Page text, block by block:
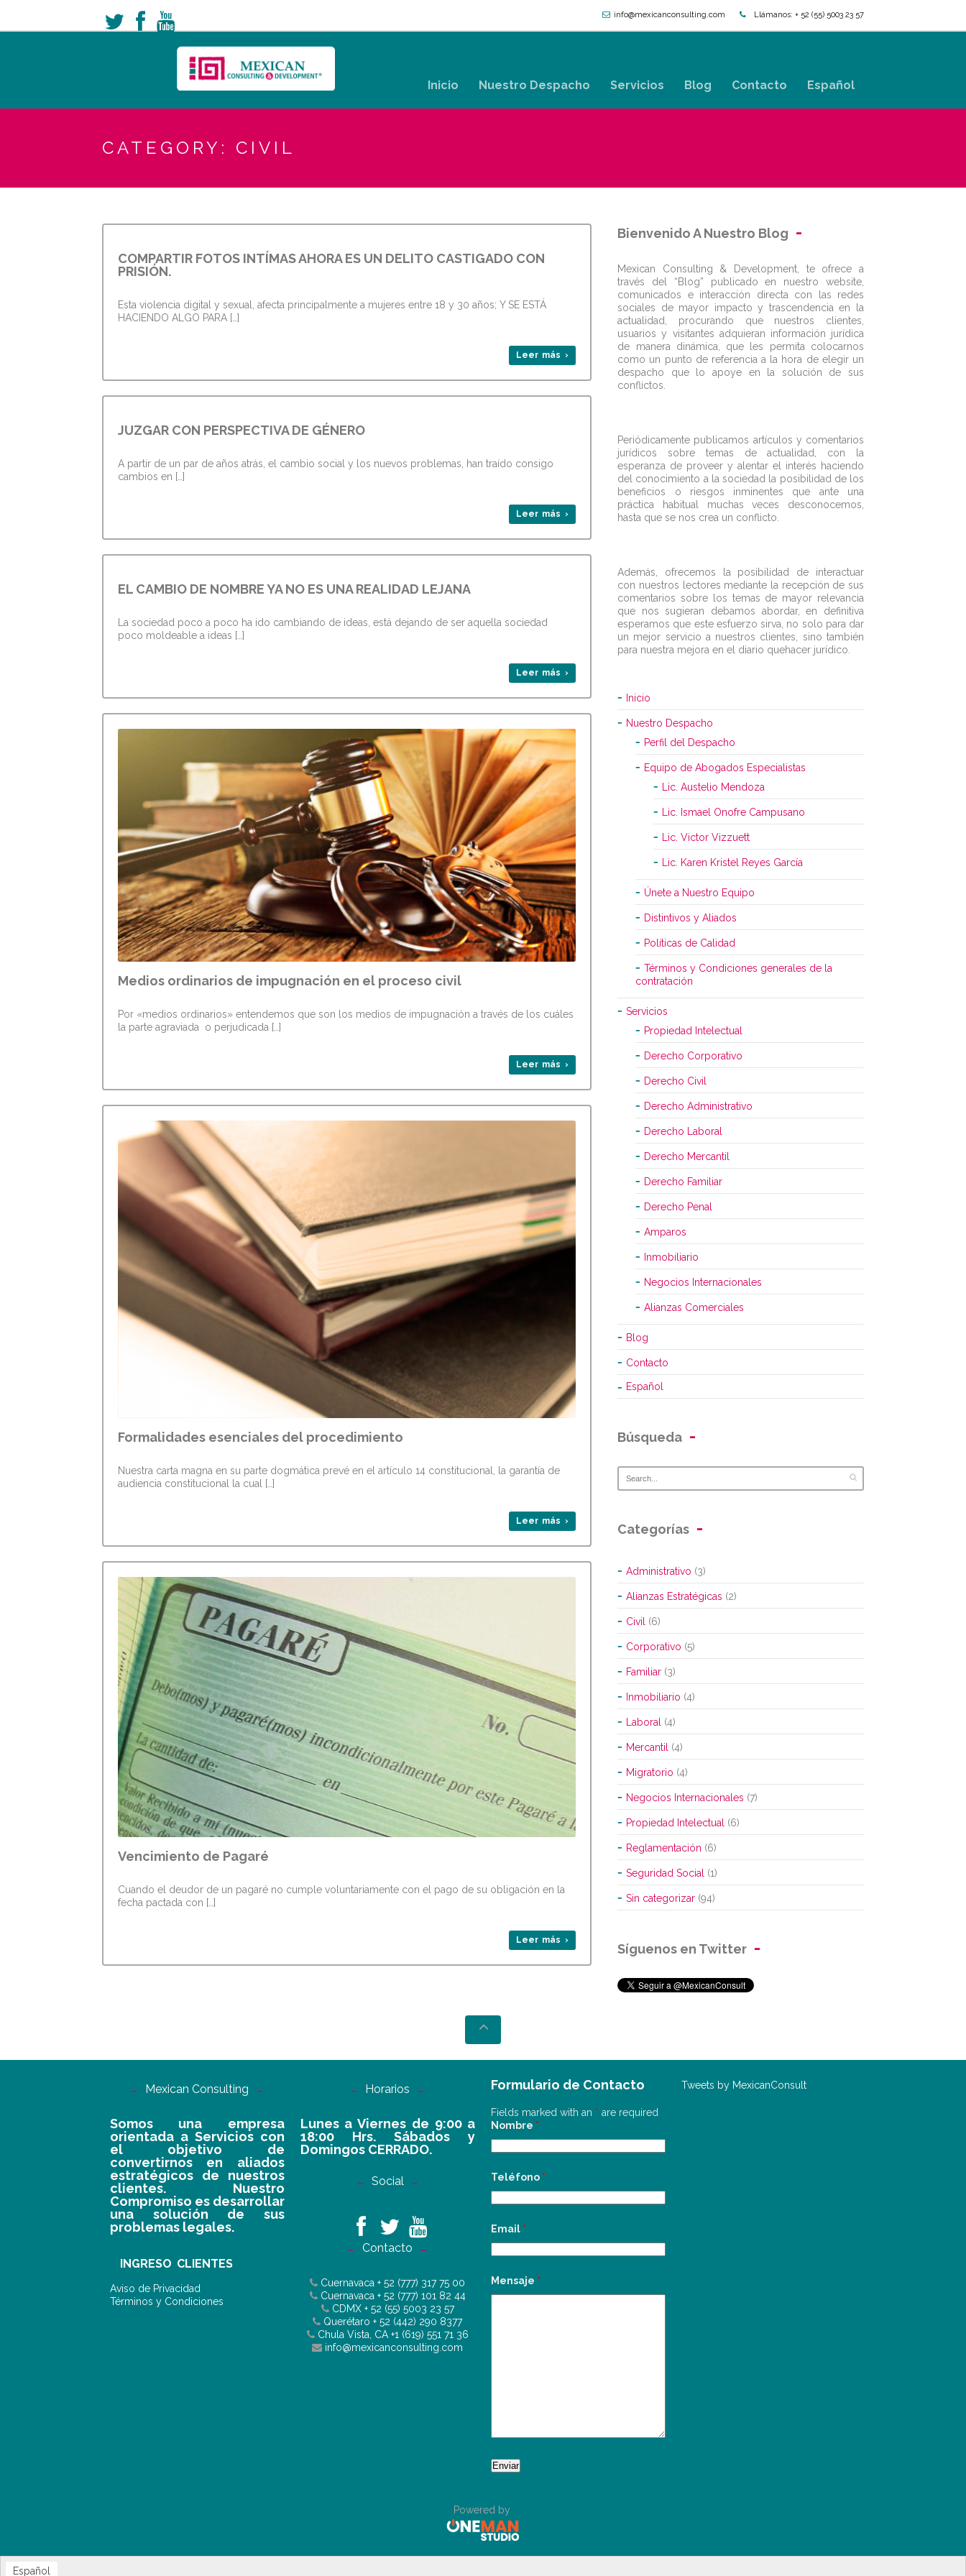
info@mexicanconsulting.com Llámanos: + 52 (55) 5003 23 57
Inicio Nuestro Despacho Servicios Blog Contacto Español
CATEGORY: CIVIL
COMPARTIR FOTOS INTÍMAS AHORA ES UN DELITO CASTIGADO CON
PRISIÓN.
Esta violencia digital y sexual, afecta principalmente a mujeres entre 18 y 30 años; Y SE ESTÁ
HACIENDO ALGO PARA […]
Leer más ›
JUZGAR CON PERSPECTIVA DE GÉNERO
A partir de un par de años atrás, el cambio social y los nuevos problemas, han traído consigo
cambios en […]
Leer más ›
EL CAMBIO DE NOMBRE YA NO ES UNA REALIDAD LEJANA
La sociedad poco a poco ha ido cambiando de ideas, está dejando de ser aquella sociedad
poco moldeable a ideas […]
Leer más ›
Medios ordinarios de impugnación en el proceso civil
Por «medios ordinarios» entendemos que son los medios de impugnación a través de los cuáles
la parte agraviada o perjudicada […]
Leer más ›
Formalidades esenciales del procedimiento
Nuestra carta magna en su parte dogmática prevé en el artículo 14 constitucional, la garantía de
audiencia constitucional la cual […]
Leer más ›
Vencimiento de Pagaré
Cuando el deudor de un pagaré no cumple voluntariamente con el pago de su obligación en la
fecha pactada con […]
Leer más ›
Bienvenido A Nuestro Blog
Mexican Consulting & Development, te ofrece a
través del “Blog” publicado en nuestro website,
comunicados e interacción directa con las redes
sociales de mayor impacto y trascendencia en la
actualidad, procurando que nuestros clientes,
usuarios y visitantes adquieran información jurídica
de manera dinámica, que les permita colocarnos
como un punto de referencia a la hora de elegir un
despacho que lo apoye en la solución de sus
conflictos.
Periódicamente publicamos artículos y comentarios
jurídicos sobre temas de actualidad, con la
esperanza de proveer y alentar el interés haciendo
del conocimiento a la sociedad la posibilidad de los
beneficios o riesgos inminentes que ante una
práctica habitual muchas veces desconocemos,
hasta que se nos crea un conflicto.
Además, ofrecemos la posibilidad de interactuar
con nuestros lectores mediante la recepción de sus
comentarios sobre los temas de mayor relevancia
que nos sugieran debamos abordar, en definitiva
esperamos que este esfuerzo sirva, no solo para dar
un mejor servicio a nuestros clientes, sino también
para nuestra mejora en el diario quehacer jurídico.
Inicio
Nuestro Despacho
Perfil del Despacho
Equipo de Abogados Especialistas
Lic. Austelio Mendoza
Lic. Ismael Onofre Campusano
Lic. Victor Vizzuett
Lic. Karen Kristel Reyes García
Únete a Nuestro Equipo
Distintivos y Aliados
Políticas de Calidad
Términos y Condiciones generales de la
contratación
Servicios
Propiedad Intelectual
Derecho Corporativo
Derecho Civil
Derecho Administrativo
Derecho Laboral
Derecho Mercantil
Derecho Familiar
Derecho Penal
Amparos
Inmobiliario
Negocios Internacionales
Alianzas Comerciales
Blog
Contacto
Español
Búsqueda
Categorías
Administrativo (3)
Alianzas Estratégicas (2)
Civil (6)
Corporativo (5)
Familiar (3)
Inmobiliario (4)
Laboral (4)
Mercantil (4)
Migratorio (4)
Negocios Internacionales (7)
Propiedad Intelectual (6)
Reglamentación (6)
Seguridad Social (1)
Sin categorizar (94)
Síguenos en Twitter
Mexican Consulting
Somos una empresa
orientada a Servicios con
el objetivo de
convertirnos en aliados
estratégicos de nuestros
clientes. Nuestro
Compromiso es desarrollar
una solución de sus
problemas legales.
INGRESO CLIENTES
Aviso de Privacidad
Términos y Condiciones
Horarios
Lunes a Viernes de 9:00 a
18:00 Hrs. Sábados y
Domingos CERRADO.
Social
Contacto
Cuernavaca+ 52 (777) 317 75 00
Cuernavaca + 52 (777) 101 82 44
CDMX + 52 (55) 5003 23 57
Querétaro+ 52 (442) 290 8377
Chula Vista, CA+1 (619) 551 71 36
info@mexicanconsulting.com
Formulario de Contacto
Fields marked with an * are required
Nombre *
Teléfono *
Email *
Mensaje *
Tweets by MexicanConsult
Powered by
Español